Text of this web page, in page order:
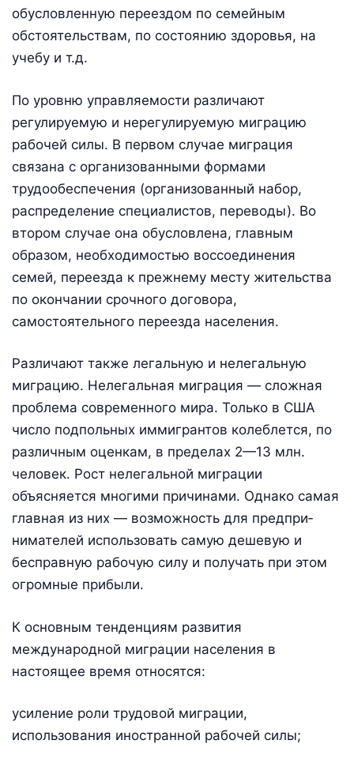
обусловленную переездом по семейным
обстоятельствам, по состоянию здоровья, на
учебу и т.д.
По уровню управляемости различают
регулируемую и нерегулируемую миграцию
рабочей силы. В первом случае миграция
связана с организованными формами
трудообеспечения (организованный набор,
распределение специалистов, переводы). Во
втором случае она обусловлена, главным
образом, необходимостью воссоединения
семей, переезда к прежнему месту жительства
по окончании срочного договора,
самостоятельного переезда населения.
Различают также легальную и нелегальную
миграцию. Нелегальная миграция — сложная
проблема современного мира. Только в США
число подпольных иммигрантов колеблется, по
различным оценкам, в пределах 2—13 млн.
человек. Рост нелегальной миграции
объясняется многими причинами. Однако самая
главная из них — возможность для предпри­
нимателей использовать самую дешевую и
бесправную рабочую силу и получать при этом
огромные прибыли.
К основным тенденциям развития
международной миграции населения в
настоящее время относятся:
усиление роли трудовой миграции,
использования иностранной рабочей силы;